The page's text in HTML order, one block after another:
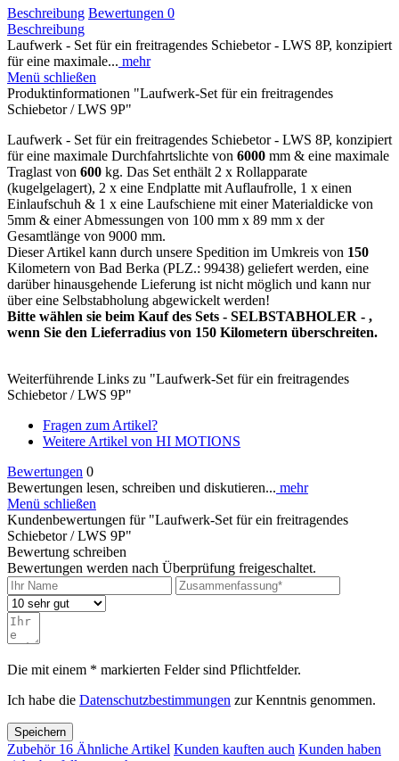
Beschreibung Bewertungen 0
Beschreibung
Laufwerk - Set für ein freitragendes Schiebetor - LWS 8P, konzipiert
für eine maximale... mehr
Menü schließen
Produktinformationen "Laufwerk-Set für ein freitragendes
Schiebetor / LWS 9P"
Laufwerk - Set für ein freitragendes Schiebetor - LWS 8P, konzipiert
für eine maximale Durchfahrtslichte von 6000 mm & eine maximale
Traglast von 600 kg. Das Set enthält 2 x Rollapparate
(kugelgelagert), 2 x eine Endplatte mit Auflaufrolle, 1 x einen
Einlaufschuh & 1 x eine Laufschiene mit einer Materialdicke von
5mm & einer Abmessungen von 100 mm x 89 mm x der
Gesamtlänge von 9000 mm.
Dieser Artikel kann durch unsere Spedition im Umkreis von 150
Kilometern von Bad Berka (PLZ.: 99438) geliefert werden, eine
darüber hinausgehende Lieferung ist nicht möglich und kann nur
über eine Selbstabholung abgewickelt werden!
Bitte wählen sie beim Kauf des Sets - SELBSTABHOLER - ,
wenn Sie den Lieferradius von 150 Kilometern überschreiten.
Weiterführende Links zu "Laufwerk-Set für ein freitragendes
Schiebetor / LWS 9P"
Fragen zum Artikel?
Weitere Artikel von HI MOTIONS
Bewertungen 0
Bewertungen lesen, schreiben und diskutieren... mehr
Menü schließen
Kundenbewertungen für "Laufwerk-Set für ein freitragendes
Schiebetor / LWS 9P"
Bewertung schreiben
Bewertungen werden nach Überprüfung freigeschaltet.
Die mit einem * markierten Felder sind Pflichtfelder.
Ich habe die Datenschutzbestimmungen zur Kenntnis genommen.
Speichern
Zubehör 16 Ähnliche Artikel Kunden kauften auch Kunden haben